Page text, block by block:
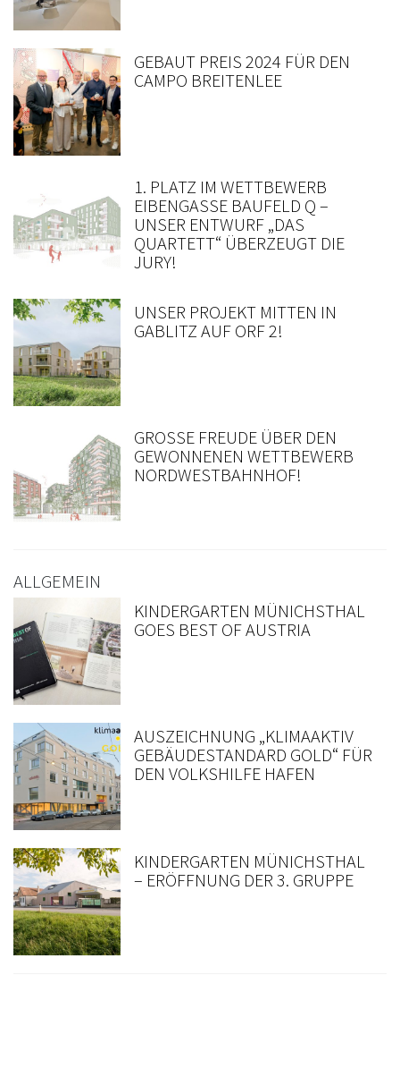
GEBAUT PREIS 2024 FÜR DEN
CAMPO BREITENLEE
1. PLATZ IM WETTBEWERB
EIBENGASSE BAUFELD Q –
UNSER ENTWURF „DAS
QUARTETT“ ÜBERZEUGT DIE
JURY!
UNSER PROJEKT MITTEN IN
GABLITZ AUF ORF 2!
GROSSE FREUDE ÜBER DEN G
EWONNENEN WETTBEWERB N
ORDWESTBAHNHOF!
ALLGEMEIN
KINDERGARTEN MÜNICHSTHAL
GOES BEST OF AUSTRIA
AUSZEICHNUNG „KLIMAAKTIV
GEBÄUDESTANDARD GOLD“ FÜR
DEN VOLKSHILFE HAFEN
KINDERGARTEN MÜNICHSTHAL
– ERÖFFNUNG DER 3. GRUPPE